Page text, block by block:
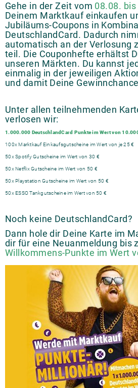
Gehe in der Zeit vom 08.08.
Deinem Marktkauf einkaufen
Jubiläums-Coupons in
DeutschlandCard. Dadurch
automatisch an der Verlosung
teil. Die Couponhefte erhältst
unseren Märkten. Du kannst
einmalig in der jeweiligen
und damit Deine
Unter allen teilnehmenden
verlosen wir:
1.000.000 DeutschlandCard Punkte im Wert von
100x Marktkauf Einkaufsgutscheine im Wert von je 25 €
50x Spotify Gutscheine im Wert von 30 €
50x Netflix Gutscheine im Wert von 50 €
50x Playstation Gutscheine im Wert von 50 €
50x ESSO Tankgutscheine im Wert von 50 €
Noch keine DeutschlandCard?
Dann hole dir Deine Karte im
dir für eine Neuanmeldung bis
Willkommens-Punkte im Wert